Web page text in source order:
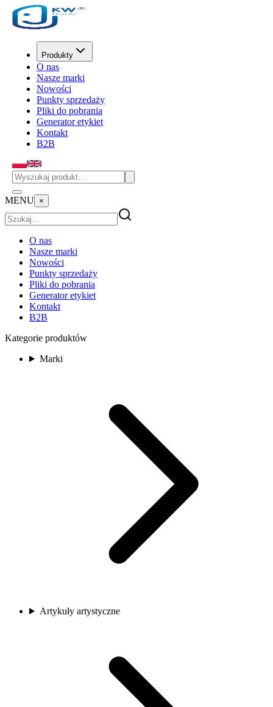
Produkty
O nas
Nasze marki
Nowości
Punkty sprzedaży
Pliki do pobrania
Generator etykiet
Kontakt
B2B
MENU ×
O nas
Nasze marki
Nowości
Punkty sprzedaży
Pliki do pobrania
Generator etykiet
Kontakt
B2B
Kategorie produktów
Marki
Artykuły artystyczne